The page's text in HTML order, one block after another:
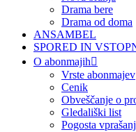
Drama bere
Drama od doma
ANSAMBEL
SPORED IN
O abonmajih
Vrste abonmajev
Cenik
Obveščanje o
Gledališki list
Pogosta